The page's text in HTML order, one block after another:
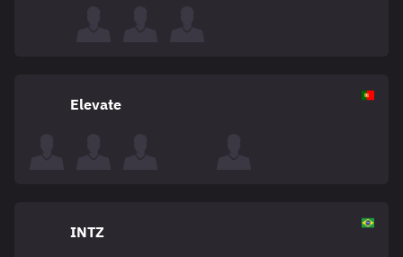
Elevate
INTZ